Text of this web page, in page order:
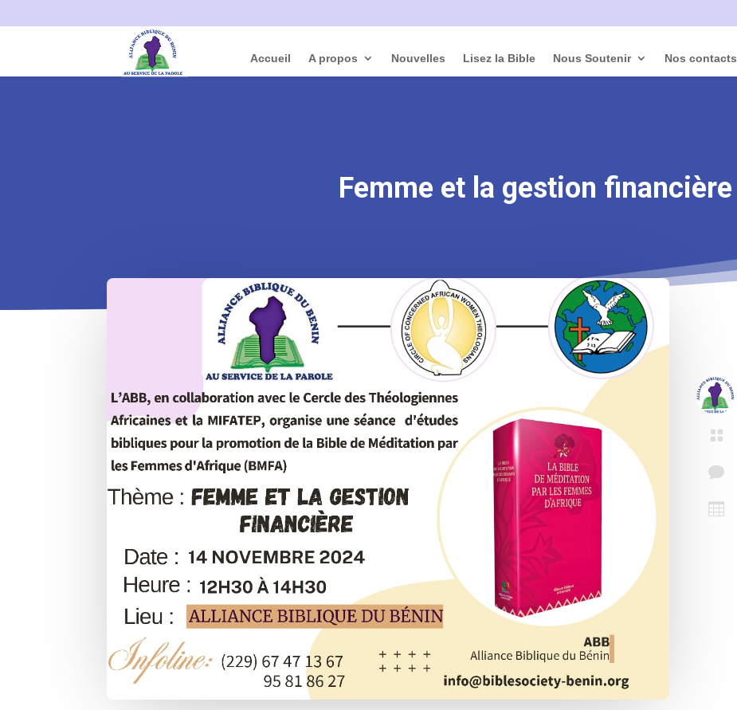
Accueil A propos Nouvelles Lisez la Bible Nous Soutenir Nos contacts
Femme et la gestion financière


